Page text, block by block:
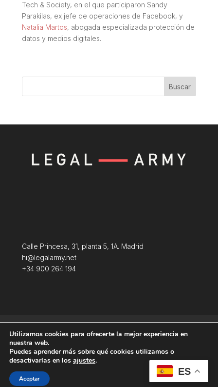
Tech & Society, en el que participaron Sandy
Parakilas, ex jefe de operaciones de Facebook, y
Natalia Martos, abogada especializada protección de
datos y medios digitales.
Buscar
Calle Princesa, 31, planta 5, 1A. Madrid
hi@legalarmy.net
+34 900 264 194
Política de Cookies
Producida por Tempus Fugit Studio
ES
Utilizamos cookies para ofrecerte la mejor experiencia en
nuestra web.
Puedes aprender más sobre qué cookies utilizamos o
desactivarlas en los ajustes.
Aceptar